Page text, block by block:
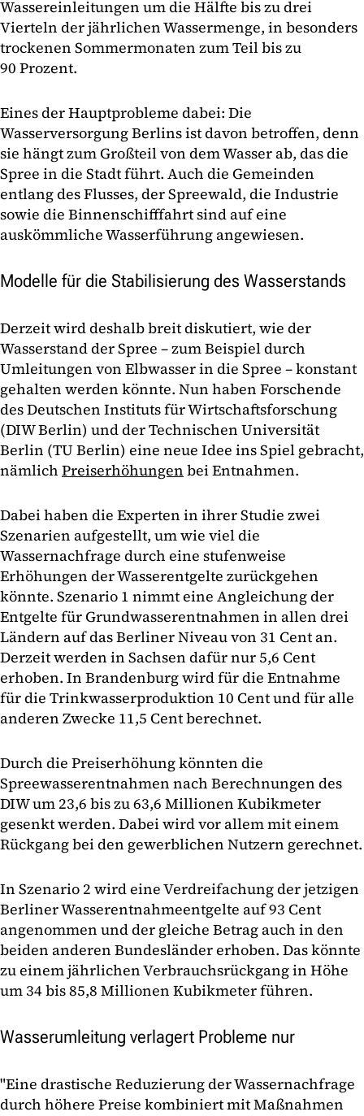
Wassereinleitungen um die Hälfte bis zu drei
Vierteln der jährlichen Wassermenge, in besonders
trockenen Sommermonaten zum Teil bis zu
90 Prozent.
Eines der Hauptprobleme dabei: Die
Wasserversorgung Berlins ist davon betroffen, denn
sie hängt zum Großteil von dem Wasser ab, das die
Spree in die Stadt führt. Auch die Gemeinden
entlang des Flusses, der Spreewald, die Industrie
sowie die Binnenschifffahrt sind auf eine
auskömmliche Wasserführung angewiesen.
Modelle für die Stabilisierung des Wasserstands
Derzeit wird deshalb breit diskutiert, wie der
Wasserstand der Spree – zum Beispiel durch
Umleitungen von Elbwasser in die Spree – konstant
gehalten werden könnte. Nun haben Forschende
des Deutschen Instituts für Wirtschaftsforschung
(DIW Berlin) und der Technischen Universität
Berlin (TU Berlin) eine neue Idee ins Spiel gebracht,
nämlich Preiserhöhungen bei Entnahmen.
Dabei haben die Experten in ihrer Studie zwei
Szenarien aufgestellt, um wie viel die
Wassernachfrage durch eine stufenweise
Erhöhungen der Wasserentgelte zurückgehen
könnte. Szenario 1 nimmt eine Angleichung der
Entgelte für Grundwasserentnahmen in allen drei
Ländern auf das Berliner Niveau von 31 Cent an.
Derzeit werden in Sachsen dafür nur 5,6 Cent
erhoben. In Brandenburg wird für die Entnahme
für die Trinkwasserproduktion 10 Cent und für alle
anderen Zwecke 11,5 Cent berechnet.
Durch die Preiserhöhung könnten die
Spreewasserentnahmen nach Berechnungen des
DIW um 23,6 bis zu 63,6 Millionen Kubikmeter
gesenkt werden. Dabei wird vor allem mit einem
Rückgang bei den gewerblichen Nutzern gerechnet.
In Szenario 2 wird eine Verdreifachung der jetzigen
Berliner Wasserentnahmeentgelte auf 93 Cent
angenommen und der gleiche Betrag auch in den
beiden anderen Bundesländer erhoben. Das könnte
zu einem jährlichen Verbrauchsrückgang in Höhe
um 34 bis 85,8 Millionen Kubikmeter führen.
Wasserumleitung verlagert Probleme nur
"Eine drastische Reduzierung der Wassernachfrage
durch höhere Preise kombiniert mit Maßnahmen